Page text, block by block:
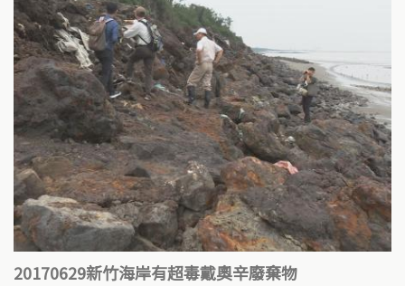
20170629新竹海岸有超毒戴奧辛廢棄物